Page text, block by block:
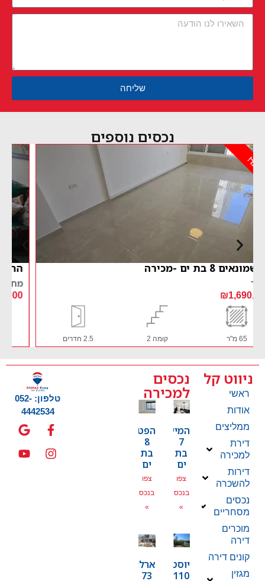
שליחה
נכסים נוספים
נמכר!
הרצל 13 בת ים מכירה
₪2,200,000
4 חדרים
ניווט קל
ראשי
אודות
ממליצים
דירת
למכירה
דירות
להשכרה
נכסים
מסחריים
מוכרים
דירה
קונים דירה
מגזין
נכסים
למכירה
המייסדים
7
בת
ים
צפו
בנכס
»
הפטמן
8
בת
ים
צפו
בנכס
»
יוסטפל
110
ארלוזרוב
73
טלפון: 052-
4442534